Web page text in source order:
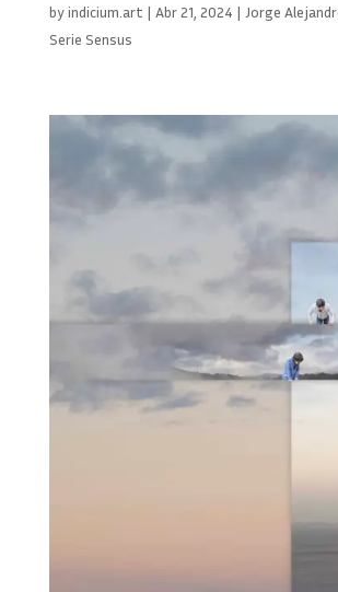
byindicium.art | Abr 21, 2024 | Jorge
Serie Sensus